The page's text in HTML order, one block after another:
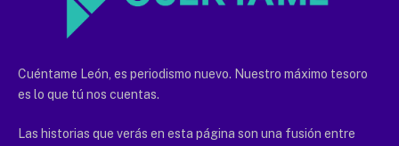
Cuéntame León, es periodismo nuevo. Nuestro máximo tesoro
es lo que tú nos cuentas.
Las historias que verás en esta página son una fusión entre